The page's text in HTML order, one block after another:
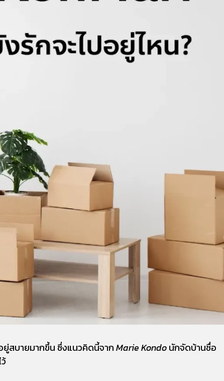
ยู่สบายมากขึ้น ซึ่งแนวคิดนี้จากMarie Kondoนักจัดบ้านชื่อ